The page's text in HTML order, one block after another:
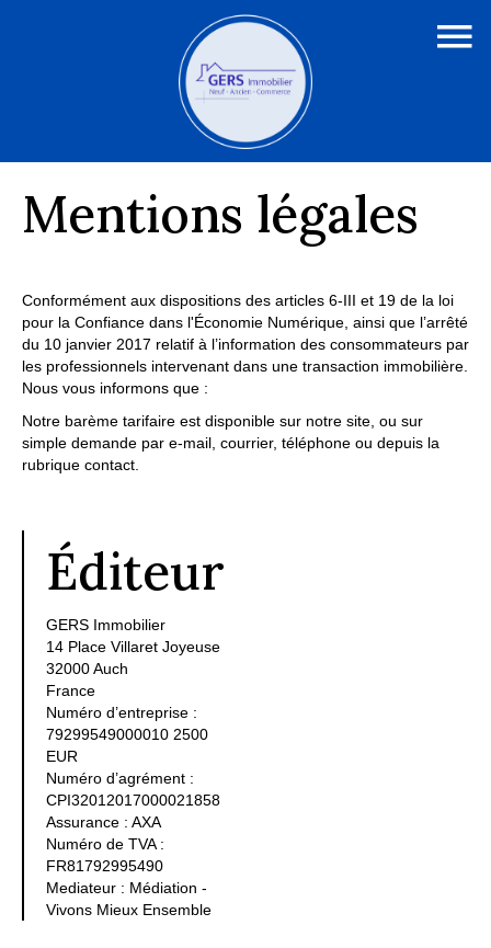
Mentions légales
Conformément aux dispositions des articles 6-III et 19 de la loi
pour la Confiance dans l'Économie Numérique, ainsi que l’arrêté
du 10 janvier 2017 relatif à l’information des consommateurs par
les professionnels intervenant dans une transaction immobilière.
Nous vous informons que :
Notre barème tarifaire est disponible sur notre site, ou sur
simple demande par e-mail, courrier, téléphone ou depuis la
rubrique contact.
Éditeur
GERS Immobilier
14 Place Villaret Joyeuse
32000 Auch
France
Numéro d’entreprise :
79299549000010 2500
EUR
Numéro d’agrément :
CPI32012017000021858
Assurance : AXA
Numéro de TVA :
FR81792995490
Mediateur : Médiation -
Vivons Mieux Ensemble